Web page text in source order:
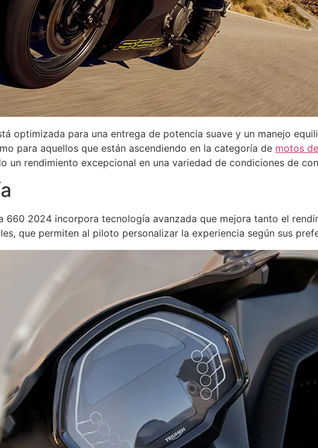
optimizada para una entrega de potencia suave y un manejo
para aquellos que están ascendiendo en la categoría de motos
un rendimiento excepcional en una variedad de condiciones de
660 2024 incorpora tecnología avanzada que mejora tanto el
que permiten al piloto personalizar la experiencia según sus